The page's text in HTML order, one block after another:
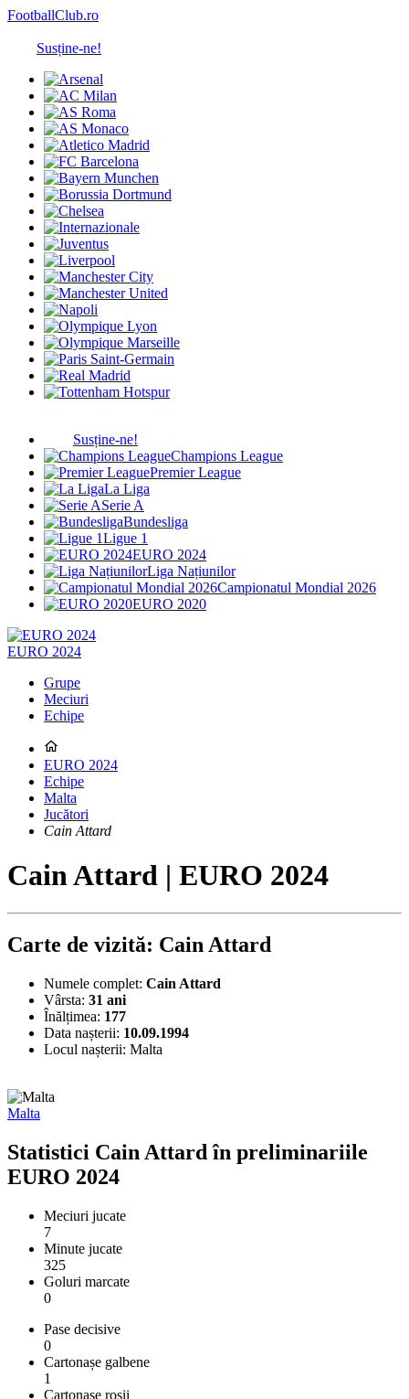
FootballClub.ro
Susține-ne!
Susține-ne!
Champions League
Premier League
La Liga
Serie A
Bundesliga
Ligue 1
EURO 2024
Liga Națiunilor
Campionatul Mondial 2026
EURO 2020
EURO 2024
Grupe
Meciuri
Echipe
EURO 2024
Echipe
Malta
Jucători
Cain Attard
Cain Attard | EURO 2024
Carte de vizită: Cain Attard
Numele complet: Cain Attard
Vârsta: 31 ani
Înălțimea: 177
Data nașterii: 10.09.1994
Locul nașterii: Malta
Malta
Statistici Cain Attard în preliminariile
EURO 2024
Meciuri jucate
7
Minute jucate
325
Goluri marcate
0
Pase decisive
0
Cartonașe galbene
1
Cartonașe roșii